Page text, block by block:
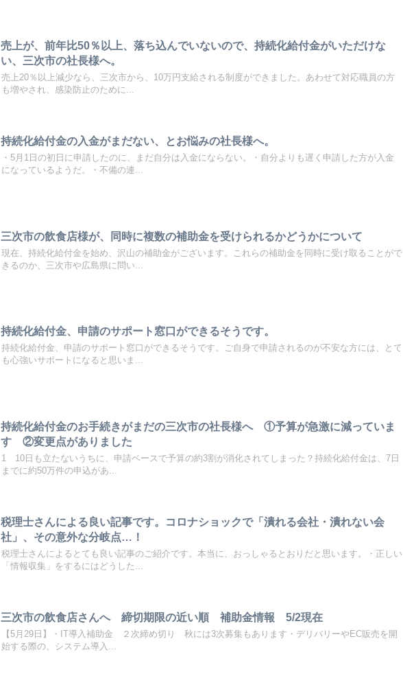
売上が、前年比50％以上、落ち込んでいないので、持続化給付金がいただけな
い、三次市の社長様へ。
売上20％以上減少なら、三次市から、10万円支給される制度ができました。あわせて対応職員の方
も増やされ、感染防止のために...
持続化給付金の入金がまだない、とお悩みの社長様へ。
・5月1日の初日に申請したのに、まだ自分は入金にならない。・自分よりも遅く申請した方が入金
になっているようだ。・不備の連...
三次市の飲食店様が、同時に複数の補助金を受けられるかどうかについて
現在、持続化給付金を始め、沢山の補助金がございます。これらの補助金を同時に受け取ることがで
きるのか、三次市や広島県に問い...
持続化給付金、申請のサポート窓口ができるそうです。
持続化給付金、申請のサポート窓口ができるそうです。ご自身で申請されるのが不安な方には、とて
も心強いサポートになると思いま...
持続化給付金のお手続きがまだの三次市の社長様へ ①予算が急激に減っていま
す ②変更点がありました
1 10日も立たないうちに、申請ベースで予算の約3割が消化されてしまった？持続化給付金は、7日
までに約50万件の申込があ...
税理士さんによる良い記事です。コロナショックで「潰れる会社・潰れない会
社」、その意外な分岐点…！
税理士さんによるとても良い記事のご紹介です。本当に、おっしゃるとおりだと思います。・正しい
「情報収集」をするにはどうした...
三次市の飲食店さんへ 締切期限の近い順 補助金情報 5/2現在
【5月29日】・IT導入補助金 ２次締め切り 秋には3次募集もあります・デリバリーやEC販売を開
始する際の、システム導入...